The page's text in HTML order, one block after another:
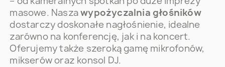
masowe. Naszawypożyczalnia głośników
dostarczy doskonałe nagłośnienie, idealne
zarówno na konferencję, jak i na koncert.
Oferujemy także szeroką gamę mikrofonów,
mikserów oraz konsol DJ.